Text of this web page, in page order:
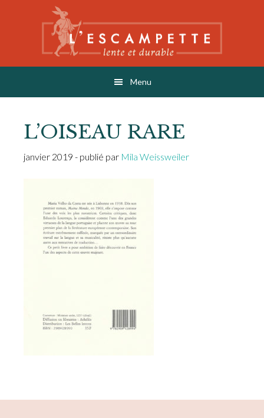
L'ESCAMPETTE
éditions lentes & durables
Menu
L’OISEAU RARE
janvier 2019 - publié par Mila Weissweiler